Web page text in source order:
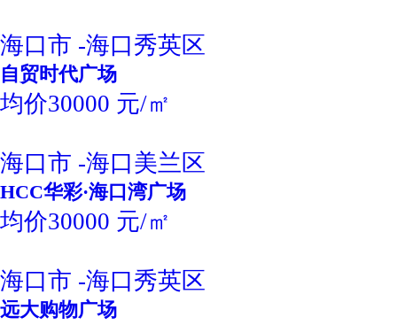
海口市 -海口秀英区
自贸时代广场
均价30000 元/㎡
海口市 -海口美兰区
HCC华彩·海口湾广场
均价30000 元/㎡
海口市 -海口秀英区
远大购物广场